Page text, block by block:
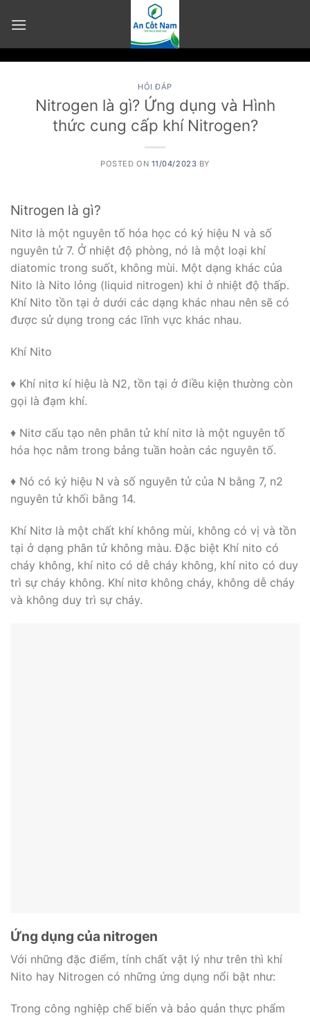
HỎI ĐÁP
Nitrogen là gì? Ứng dụng và Hình
thức cung cấp khí Nitrogen?
POSTED ON 11/04/2023 BY
Nitrogen là gì?
Nitơ là một nguyên tố hóa học có ký hiệu N và số
nguyên tử 7. Ở nhiệt độ phòng, nó là một loại khí
diatomic trong suốt, không mùi. Một dạng khác của
Nito là Nito lỏng (liquid nitrogen) khi ở nhiệt độ thấp.
Khí Nito tồn tại ở dưới các dạng khác nhau nên sẽ có
được sử dụng trong các lĩnh vực khác nhau.
Khí Nito
♦ Khí nitơ kí hiệu là N2, tồn tại ở điều kiện thường còn
gọi là đạm khí.
♦ Nitơ cấu tạo nên phân tử khí nitơ là một nguyên tố
hóa học nằm trong bảng tuần hoàn các nguyên tố.
♦ Nó có ký hiệu N và số nguyên tử của N bằng 7, n2
nguyên tử khối bằng 14.
Khí Nitơ là một chất khí không mùi, không có vị và tồn
tại ở dạng phân tử không màu. Đặc biệt Khí nito có
cháy không, khí nito có dễ cháy không, khí nito có duy
trì sự cháy không. Khí nitơ không cháy, không dễ cháy
và không duy trì sự cháy.
Ứng dụng của nitrogen
Với những đặc điểm, tính chất vật lý như trên thì khí
Nito hay Nitrogen có những ứng dụng nổi bật như:
Trong công nghiệp chế biến và bảo quản thực phẩm